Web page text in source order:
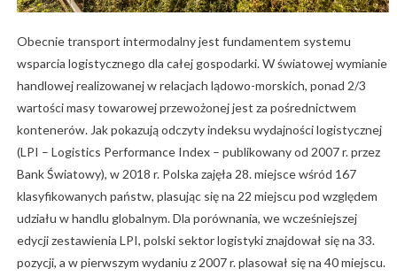
Obecnie transport intermodalny jest fundamentem systemu
wsparcia logistycznego dla całej gospodarki. W światowej wymianie
handlowej realizowanej w relacjach lądowo-morskich, ponad 2/3
wartości masy towarowej przewożonej jest za pośrednictwem
kontenerów. Jak pokazują odczyty indeksu wydajności logistycznej
(LPI – Logistics Performance Index – publikowany od 2007 r. przez
Bank Światowy), w 2018 r. Polska zajęła 28. miejsce wśród 167
klasyfikowanych państw, plasując się na 22 miejscu pod względem
udziału w handlu globalnym. Dla porównania, we wcześniejszej
edycji zestawienia LPI, polski sektor logistyki znajdował się na 33.
pozycji, a w pierwszym wydaniu z 2007 r. plasował się na 40 miejscu.